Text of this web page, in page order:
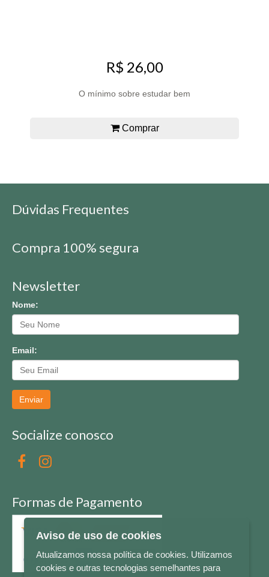
R$ 26,00
O mínimo sobre estudar bem
Comprar
Dúvidas Frequentes
Compra 100% segura
Newsletter
Nome:
Email:
Enviar
Socialize conosco
Formas de Pagamento
Aviso de uso de cookies
Atualizamos nossa política de cookies. Utilizamos
cookies e outras tecnologias semelhantes para